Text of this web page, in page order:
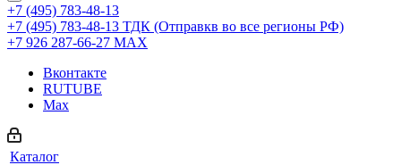
+7 (495) 783-48-13
+7 (495) 783-48-13 ТДК (Отправкв во все регионы РФ)
+7 926 287-66-27 МАХ
Вконтакте
RUTUBE
Max
Каталог